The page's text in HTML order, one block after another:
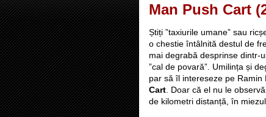
Man Push Cart
Știți ”taxiurile umane” sau
o chestie întâlnită destul de
mai degrabă desprinse dintr-
”cal de povară”. Umilința și
par să îl intereseze pe
Cart . Doar că el nu le
de kilometri distanță, în